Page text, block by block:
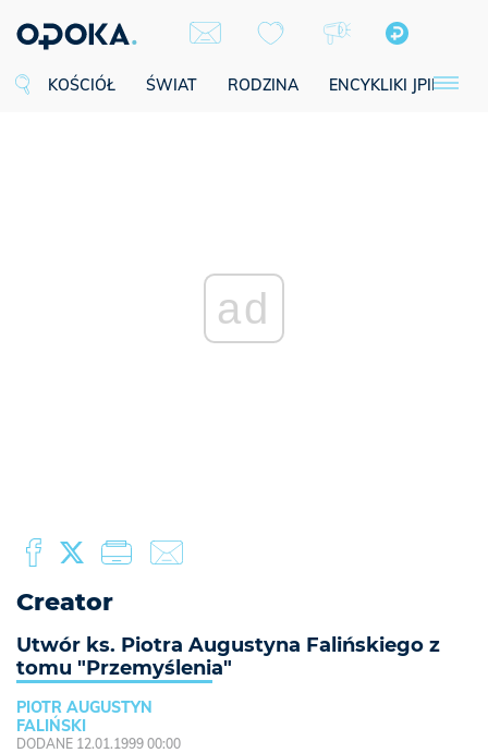
KOŚCIÓŁ ŚWIAT RODZINA ENCYKLIKI JPII
ad
Creator
Utwór ks. Piotra Augustyna Falińskiego z
tomu "Przemyślenia"
PIOTR AUGUSTYN
FALIŃSKI
DODANE 12.01.1999 00:00